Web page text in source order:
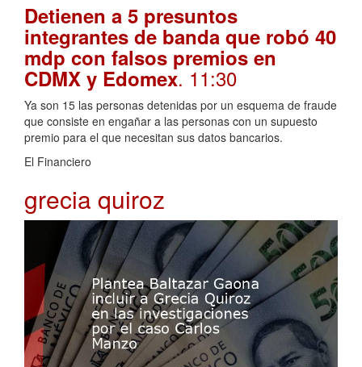
Detienen a 5 presuntos
integrantes de banda que robó 40
mdp con falsos premios en
CDMX y Edomex. 11:30
Ya son 15 las personas detenidas por un esquema de fraude
que consiste en engañar a las personas con un supuesto
premio para el que necesitan sus datos bancarios.
El Financiero
grecia quiroz